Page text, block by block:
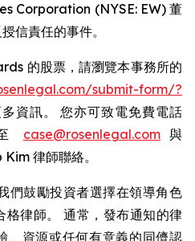
Corporation (NYSE: EW) 董
信責任的事件。
的股票，請瀏覽本事務所的
submit-form/?
資訊。 您亦可致電免費電話
case@rosenlegal.com與
律師聯絡。
們鼓勵投資者選擇在領導角色
格律師。 通常，發布通知的律
、資源或任何有意義的同儕認